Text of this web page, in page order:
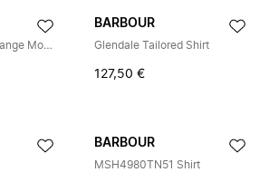
Crossfell Tailored Lange Mouwen Overhemd
BARBOUR
Glendale Tailored Shirt
127,50 €
BARBOUR
MSH4980TN51 Shirt